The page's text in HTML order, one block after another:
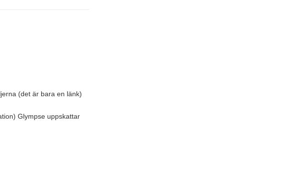
(det är bara en länk)
Glympse uppskattar